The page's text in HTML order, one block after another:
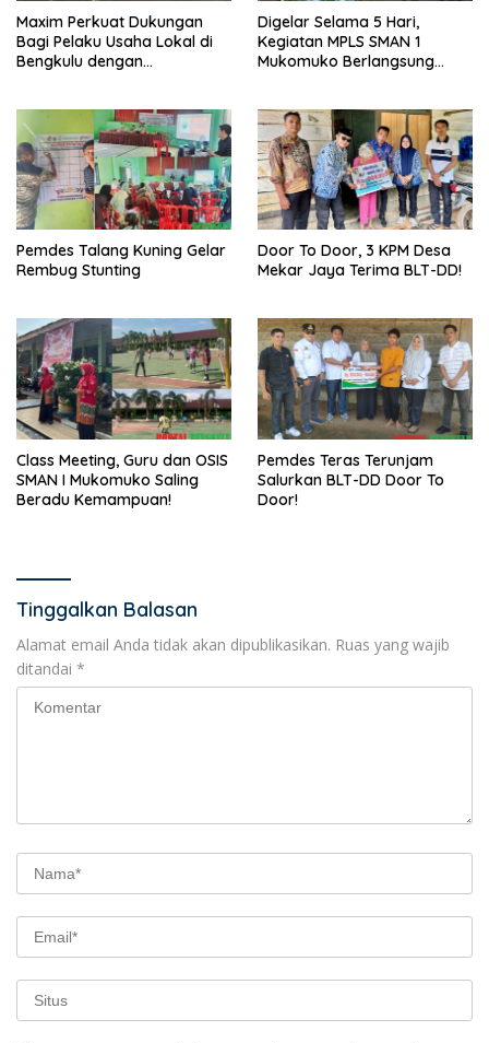
Maxim Perkuat Dukungan
Bagi Pelaku Usaha Lokal di
Bengkulu dengan
Digelar Selama 5 Hari,
Kegiatan MPLS SMAN 1
Mukomuko Berlangsung
Pemdes Talang Kuning Gelar
Rembug Stunting
Door To Door, 3 KPM Desa
Mekar Jaya Terima BLT-DD!
Class Meeting, Guru dan OSIS
SMAN I Mukomuko Saling
Beradu Kemampuan!
Pemdes Teras Terunjam
Salurkan BLT-DD Door To
Door!
Tinggalkan Balasan
Alamat email Anda tidak akan dipublikasikan. Ruas yang wajib
ditandai *